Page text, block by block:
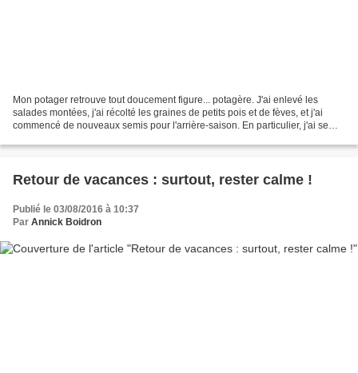
Mon potager retrouve tout doucement figure... potagère. J'ai enlevé les
salades montées, j'ai récolté les graines de petits pois et de fèves, et j'ai
commencé de nouveaux semis pour l'arrière-saison. En particulier, j'ai semé
Retour de vacances : surtout, rester calme !
Publié le 03/08/2016 à 10:37
Par Annick Boidron